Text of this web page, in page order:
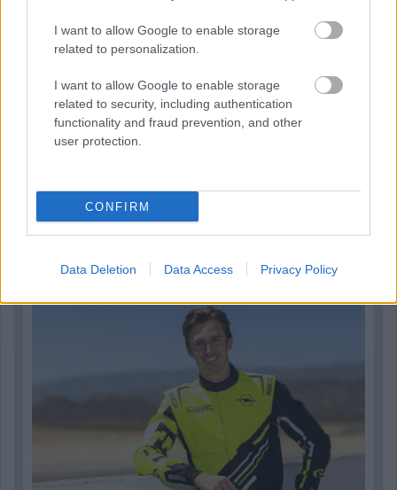
I want to allow Google to enable storage
related to personalization.
I want to allow Google to enable storage
related to security, including authentication
functionality and fraud prevention, and other
user protection.
CONFIRM
Data Deletion Data Access Privacy Policy
Újabb korábbi F2-es bajnok folytatja a Formula-E-ben